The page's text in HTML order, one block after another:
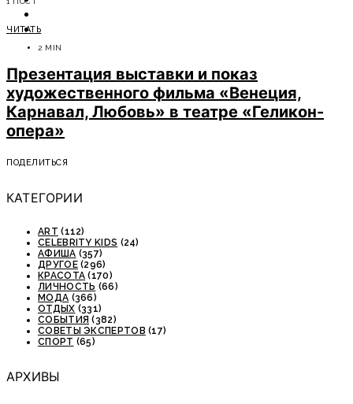
СОВЕТЫ ЭКСПЕРТОВ
ЧИТАТЬ
2 MIN
Презентация выставки и показ
художественного фильма «Венеция,
Карнавал, Любовь» в театре «Геликон-
опера»
ПОДЕЛИТЬСЯ
КАТЕГОРИИ
ART (112)
CELEBRITY KIDS (24)
АФИША (357)
ДРУГОЕ(296)
КРАСОТА (170)
ЛИЧНОСТЬ (66)
МОДА (366)
ОТДЫХ (331)
СОБЫТИЯ (382)
СОВЕТЫ ЭКСПЕРТОВ (17)
СПОРТ (65)
АРХИВЫ